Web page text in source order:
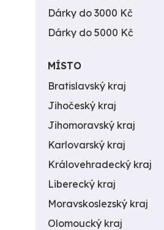
Dárky do 3000 Kč
Dárky do 5000 Kč
MÍSTO
Bratislavský kraj
Jihočeský kraj
Jihomoravský kraj
Karlovarský kraj
Královehradecký kraj
Liberecký kraj
Moravskoslezský kraj
Olomoucký kraj